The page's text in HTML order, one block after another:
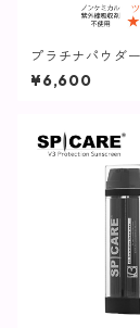
プラチナパウダ
き)【ヴィプラン
¥6,600